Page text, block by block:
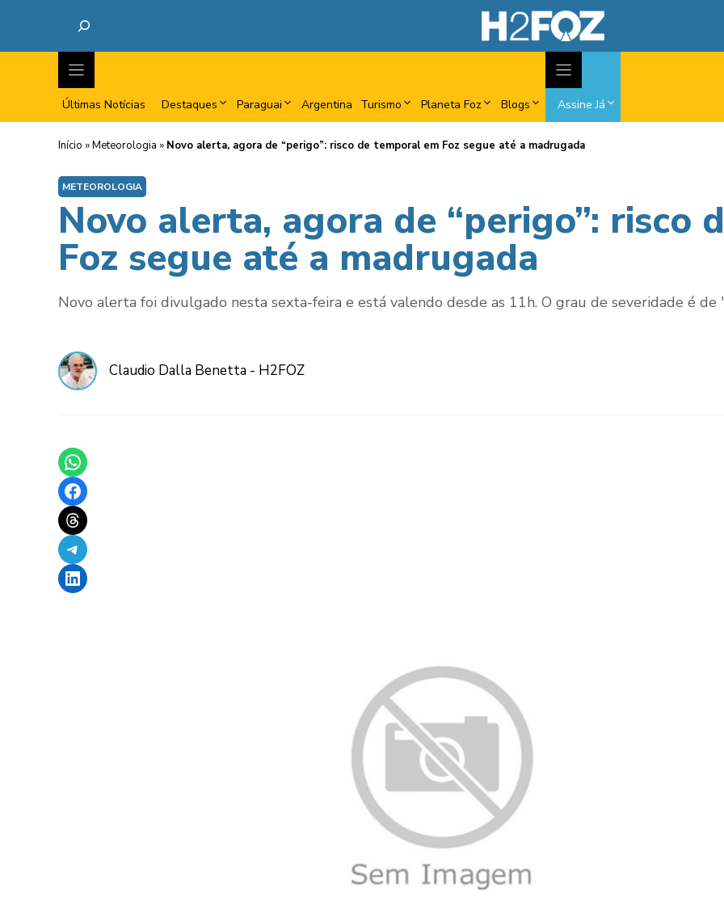
Últimas Notícias Destaques Paraguai Argentina Turismo Planeta Foz Blogs Assine Já
Início »Meteorologia » Novo alerta, agora de “perigo”: risco de temporal em Foz segue até a madrugada
METEOROLOGIA
Novo alerta, agora de “perigo”: risco
Foz segue até a madrugada
Novo alerta foi divulgado nesta sexta-feira e está valendo desde as 11h. O grau de severidade é de
Claudio Dalla Benetta - H2FOZ
Share on WhatsApp
Share on Facebook
Share on Threads
Share on Telegram
Share on LinkedIn